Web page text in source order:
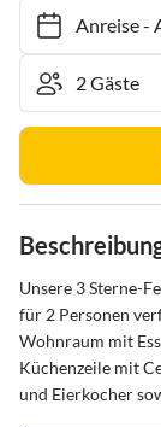
Anreise-
Unsere 3 Sterne-
für 2 Personen
Wohnraum mit
Küchenzeile mit
und Eierkocher